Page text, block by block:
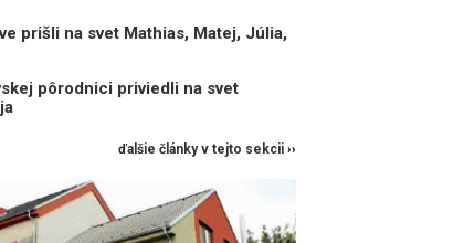
prišli na svet Mathias, Matej, Júlia,
pôrodnici priviedli na svet
ďalšie články v tejto sekcii ››